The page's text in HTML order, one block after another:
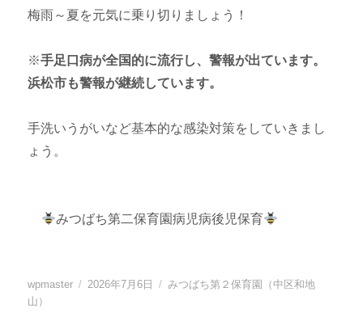
梅雨～夏を元気に乗り切りましょう！
※手足口病が全国的に流行し、警報が出ています。
浜松市も警報が継続しています。
手洗いうがいなど基本的な感染対策をしていきまし
ょう。
みつばち第二保育園病児病後児保育
投
稿
wpmaster
投
2026年7月6日
カ
みつばち第２保育園（中区和地
山）